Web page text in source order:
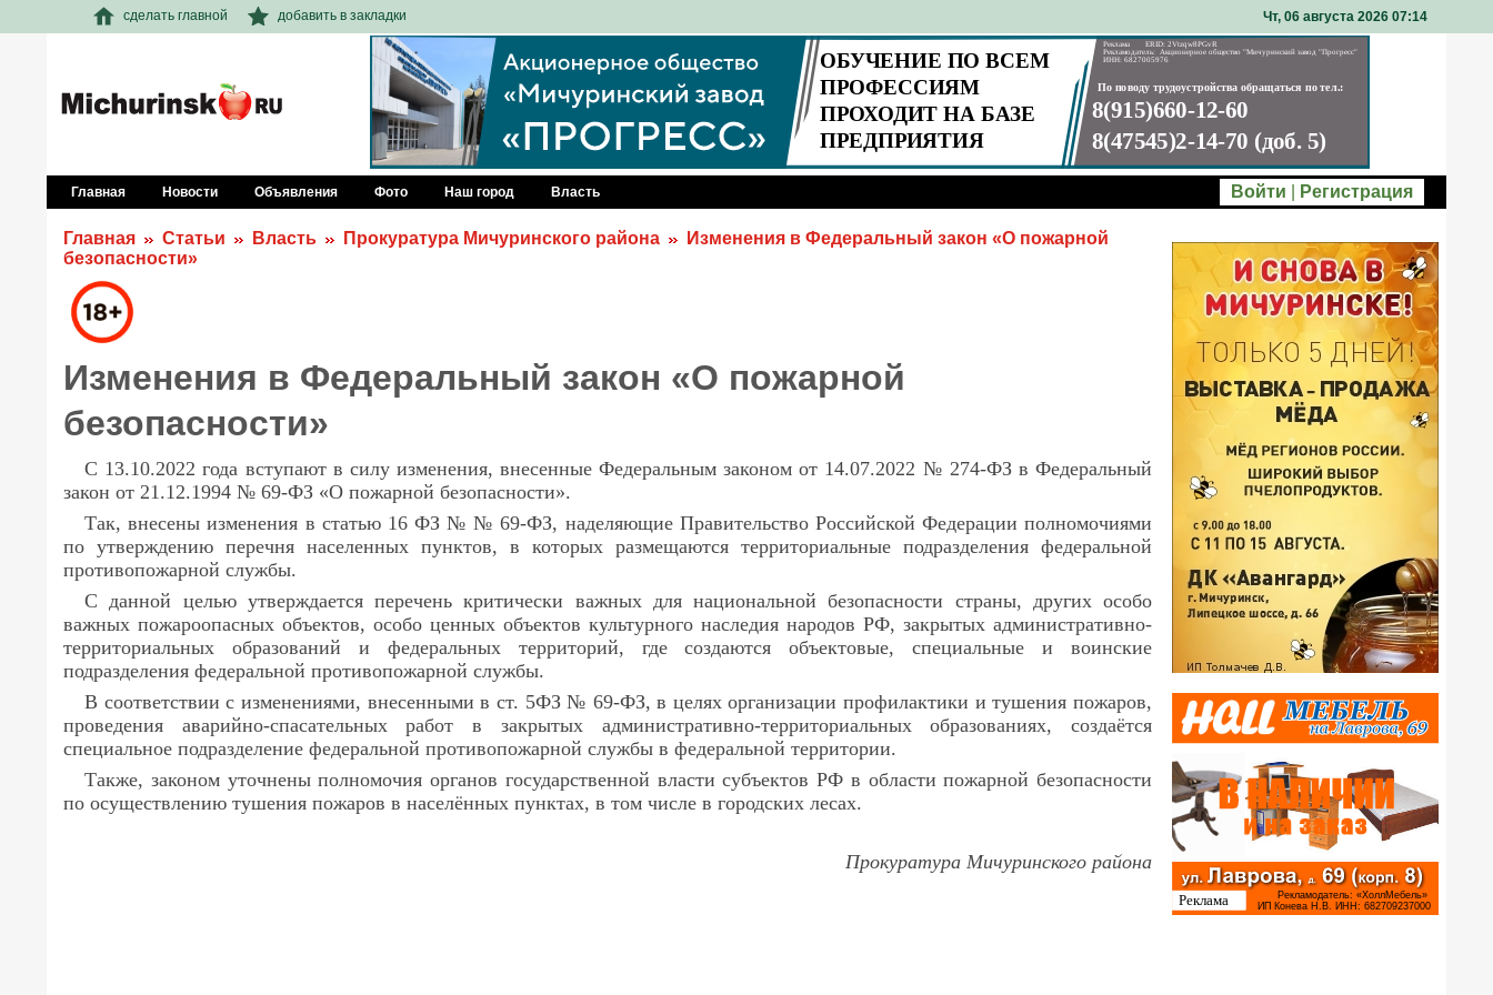
сделать главной добавить в закладки Чт, 06 августа 2026 07 14
Главная Новости Объявления Фото Наш город Власть Войти Регистрация
Главная Статьи Власть Прокуратура Мичуринского района
Изменения в Федеральный закон «О пожарной
безопасности»
Изменения в Федеральный закон «О пожарной
безопасности»
С 13.10.2022 года вступают в силу изменения, внесенные Федеральным законом от 14.07.2022 № 274-ФЗ в Федеральный
закон от 21.12.1994 № 69-ФЗ «О пожарной безопасности».
Так, внесены изменения в статью 16 ФЗ № № 69-ФЗ, наделяющие Правительство Российской Федерации полномочиями
по утверждению перечня населенных пунктов, в которых размещаются территориальные подразделения федеральной
противопожарной службы.
С данной целью утверждается перечень критически важных для национальной безопасности страны, других особо
важных пожароопасных объектов, особо ценных объектов культурного наследия народов РФ, закрытых административно-
территориальных образований и федеральных территорий, где создаются объектовые, специальные и воинские
подразделения федеральной противопожарной службы.
В соответствии с изменениями, внесенными в ст. 5ФЗ № 69-ФЗ, в целях организации профилактики и тушения пожаров,
проведения аварийно-спасательных работ в закрытых административно-территориальных образованиях, создаётся
специальное подразделение федеральной противопожарной службы в федеральной территории.
Также, законом уточнены полномочия органов государственной власти субъектов РФ в области пожарной безопасности
по осуществлению тушения пожаров в населённых пунктах, в том числе в городских лесах.
Прокуратура Мичуринского района